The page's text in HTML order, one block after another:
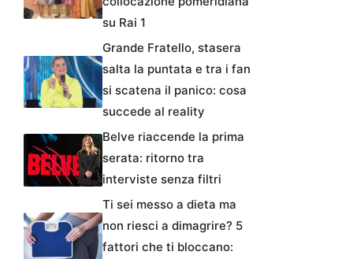
su Rai 1
Grande Fratello, stasera
salta la puntata e tra i fan
si scatena il panico: cosa
succede al reality
Belve riaccende la prima
serata: ritorno tra
interviste senza filtri
Ti sei messo a dieta ma
non riesci a dimagrire? 5
fattori che ti bloccano: